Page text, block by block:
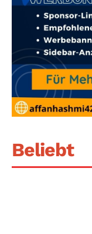
Beliebt